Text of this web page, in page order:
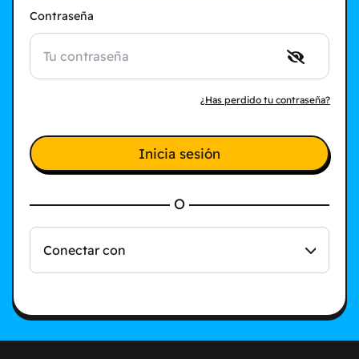
Contraseña
¿Has perdido tu contraseña?
Inicia sesión
O
Conectar con